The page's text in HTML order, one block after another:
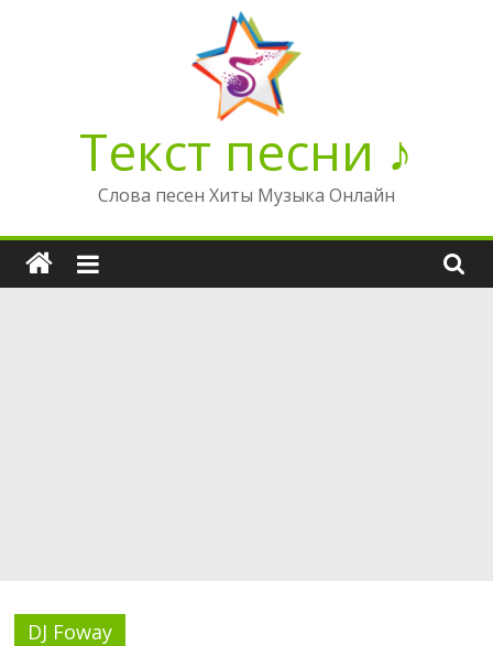
Текст песни ♪
Слова песен Хиты Музыка Онлайн
DJ Foway